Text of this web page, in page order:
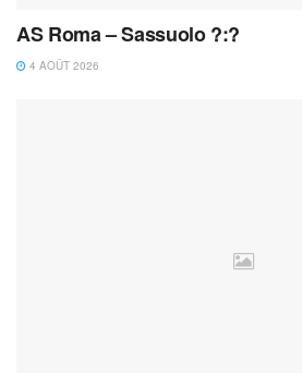
AS Roma – Sassuolo ?:?
4 AOÛT 2026